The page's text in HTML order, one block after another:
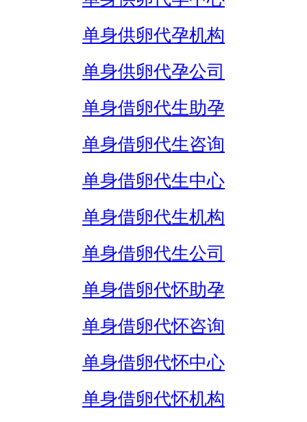
单身供卵代孕机构
单身供卵代孕公司
单身借卵代生助孕
单身借卵代生咨询
单身借卵代生中心
单身借卵代生机构
单身借卵代生公司
单身借卵代怀助孕
单身借卵代怀咨询
单身借卵代怀中心
单身借卵代怀机构